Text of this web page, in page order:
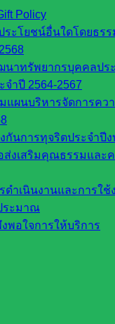
Policy
ะโยชน์อื่นใดโดยธรร
นาทรัพยากรบุคคลปร
จำปี 2564-2567
แผนบริหารจัดการค
กันการทุจริตประจำปี
ส่งเสริมคุณธรรมแล
ำเนินงานและการใ
ระมาณ
พอใจการให้บริการ